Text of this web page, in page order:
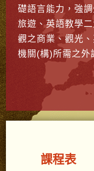
礎語言能力，強
旅遊、英語教學
觀之商業、觀光
機關(構)所需之外
課程表